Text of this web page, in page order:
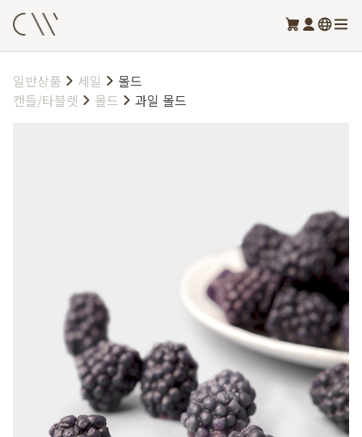
일반상품 세일
몰드
캔들/타블렛
몰드 과일 몰드